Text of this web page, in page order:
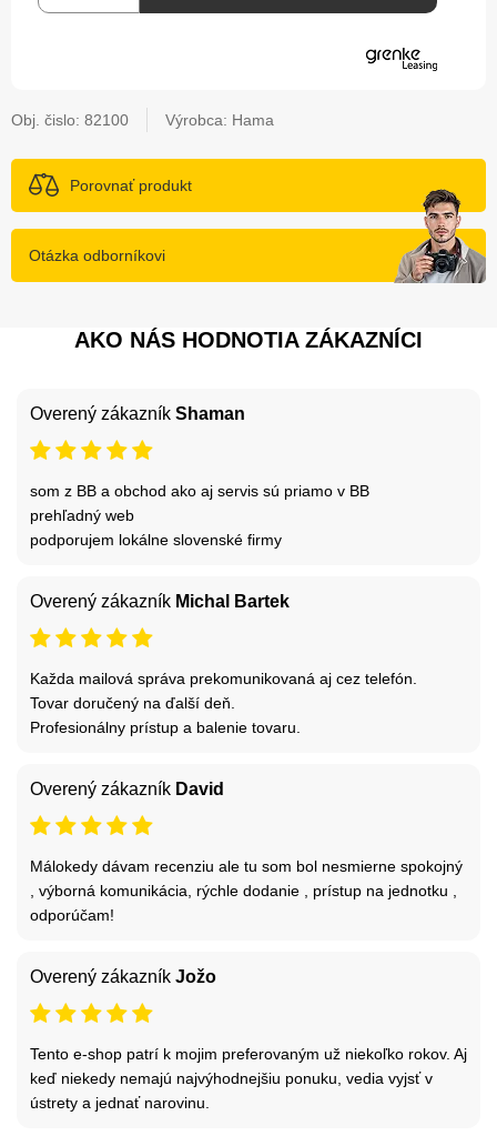
Obj. čislo: 82100 Výrobca: Hama
Porovnať produkt
Otázka odborníkovi
AKO NÁS HODNOTIA ZÁKAZNÍCI
Overený zákazník Shaman
som z BB a obchod ako aj servis sú priamo v BB
prehľadný web
podporujem lokálne slovenské firmy
Overený zákazník Michal Bartek
Každa mailová správa prekomunikovaná aj cez telefón.
Tovar doručený na ďalší deň.
Profesionálny prístup a balenie tovaru.
Overený zákazník David
Málokedy dávam recenziu ale tu som bol nesmierne spokojný
, výborná komunikácia, rýchle dodanie , prístup na jednotku ,
odporúčam!
Overený zákazník Jožo
Tento e-shop patrí k mojim preferovaným už niekoľko rokov. Aj
keď niekedy nemajú najvýhodnejšiu ponuku, vedia vyjsť v
ústrety a jednať narovinu.